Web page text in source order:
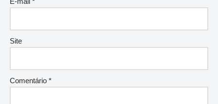
Site
Comentário *